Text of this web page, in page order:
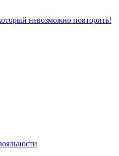
невозможно повторить!